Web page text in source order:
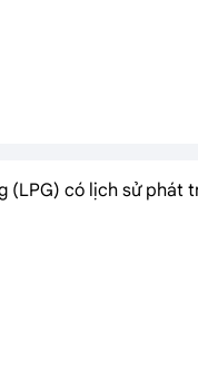
(LPG) có lịch sử phát